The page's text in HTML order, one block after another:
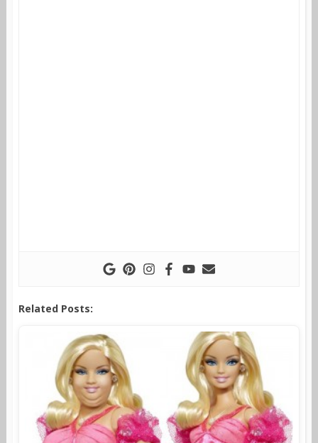
Related Posts: